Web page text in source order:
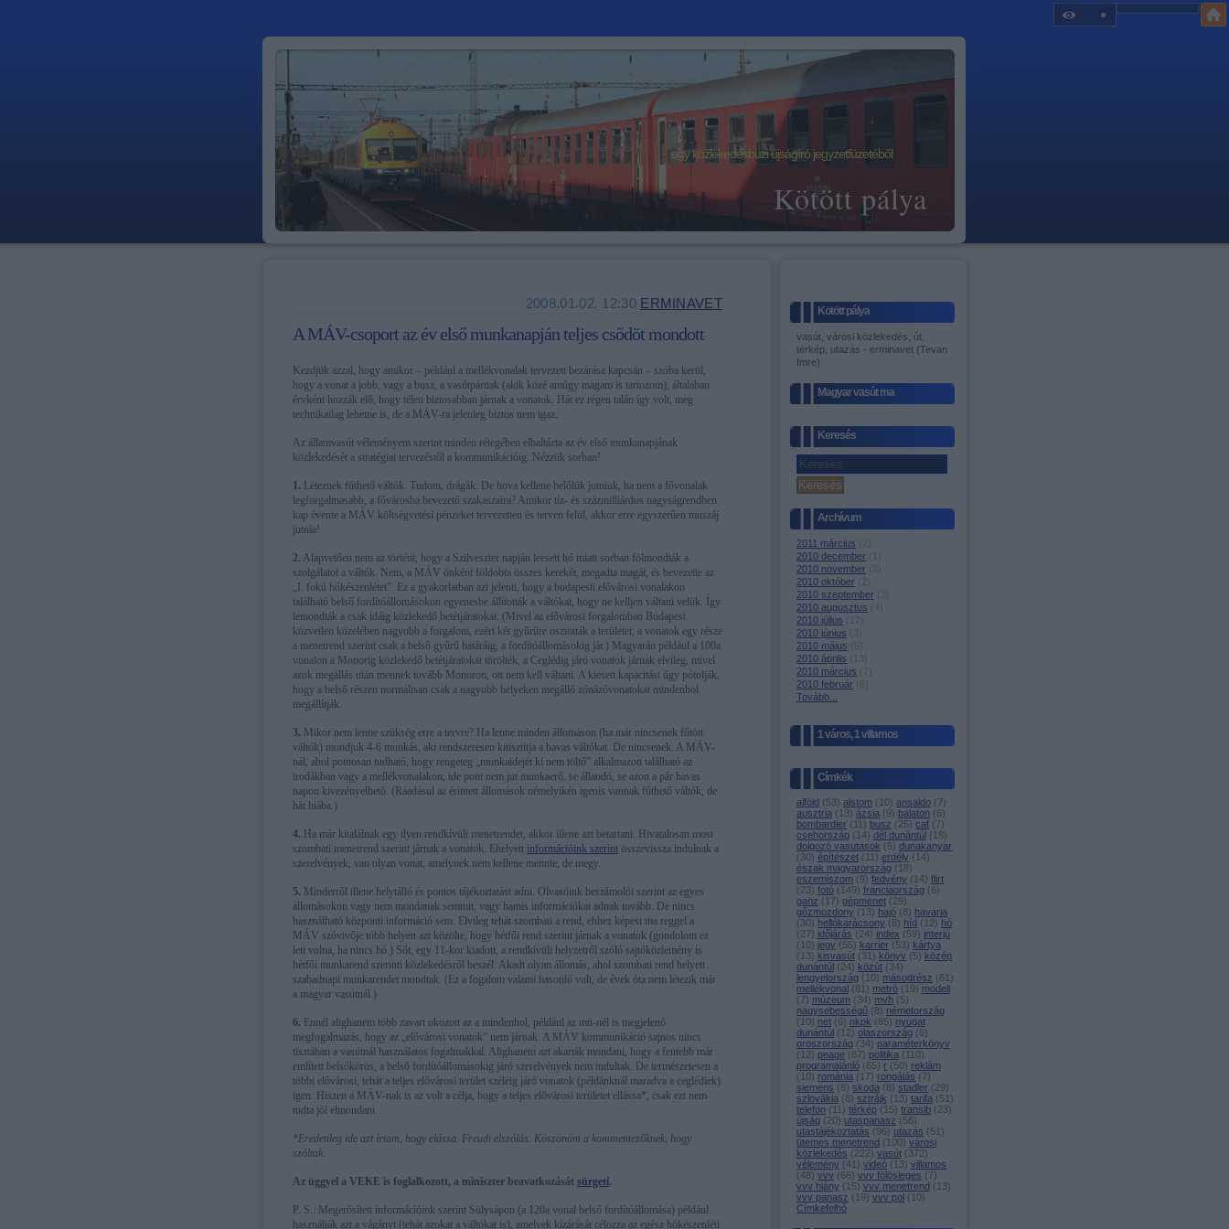
Kötött pálya
egy közlekedésbuzi újságíró jegyzetfüzetéből
Kötött pálya
vasút, városi közlekedés, út,
térkép, utazás - erminavet (Tevan
Imre)
Magyar vasút ma
Keresés
Archívum
2011 március
2010 december
2010 november
2010 október
2010 szeptember
2010 augusztus
2010 július
2010 június
2010 május
2010 április
2010 március
2010 február
Tovább
1 város, 1 villamos
Címkék
alföld (53) alstom (10) ansaldo (7)
ausztria (13) ázsia (9) balaton (6)
bombardier (11 ) busz (25) caf (7)
csehország (14) dél dunántúl (18)
dolgozó vasutasok (5) dunakanyar
(30) építészet (11 ) erdély (14)
észak magyarország (18)
eszemiszom (9) fedvény (14) flirt
(23) fotó (149) franciaország (6)
ganz (17) gépmenet (29)
gőzmozdony (13) hajó (8) havaria
(30) hellókarácsony (8) híd (12) hó
(27) időjárás (24) index (59) interjú
(10) jegy (55) karrier (53) kártya
(13) kisvasút (31 ) könyv (5) közép
dunántúl (24) közút (34)
lengyelország (10) másodrész (61 )
mellékvonal (81 ) metró (19) modell
(7) múzeum (34) mvh (5)
nagysebességű (8) németország
(10) net (6) nkpk (85) nyugat
dunántúl (12) olaszország (6)
oroszország (34) paraméterkönyv
(12) peage (87) politika (110)
programajánló (65) r (50) reklám
(10) románia (17) rongálás (7)
siemens (8) skoda (8) stadler (29)
szlovákia (8) sztrájk (13) tarifa (51 )
telefon (11 ) térkép (15) transib (23)
újság (20) utaspanasz (56)
utastájékoztatás (96) utazás (51 )
ütemes menetrend (100) városi
közlekedés (222) vasút (372)
vélemény (41 ) videó (13) villamos
(48) vvv (66) vvv fölösleges (7)
vvv hiány (15) vvv menetrend (13)
vvv panasz (19) vvv pol (10)
Címkefelhő
2008.01.02. 12:30 ERMINAVET
A MÁV-csoport az év első munkanapján teljes csődöt mondott
Kezdjük azzal, hogy amikor – például a mellékvonalak tervezett bezárása kapcsán – szóba kerül,
hogy a vonat a jobb, vagy a busz, a vasútpártiak (akik közé amúgy magam is tartozom), általában
érvként hozzák elő, hogy télen biztosabban járnak a vonatok. Hát ez régen talán így volt, meg
technikailag lehetne is, de a MÁV-ra jelenleg biztos nem igaz.
Az államvasút véleményem szerint minden rétegében elbaltázta az év első munkanapjának
közlekedését a stratégiai tervezéstől a kommunikációig. Nézzük sorban!
1. Léteznek fűthető váltók. Tudom, drágák. De hova kellene belőlük jutniuk, ha nem a fővonalak
legforgalmasabb, a fővárosba bevezető szakaszaira? Amikor tíz- és százmilliárdos nagyságrendben
kap évente a MÁV költségvetési pénzeket tervezetten és terven felül, akkor erre egyszerűen muszáj
jutnia!
2. Alapvetően nem az történt, hogy a Szilveszter napján leesett hó miatt sorban fölmondták a
szolgálatot a váltók. Nem, a MÁV önként földobta összes kerekét, megadta magát, és bevezette az
„I. fokú hókészenlétet”. Ez a gyakorlatban azt jelenti, hogy a budapesti elővárosi vonalakon
található belső fordítóállomásokon egyenesbe állították a váltókat, hogy ne kelljen váltani velük. Így
lemondták a csak idáig közlekedő betétjáratokat. (Mivel az elővárosi forgalomban Budapest
közvetlen közelében nagyobb a forgalom, ezért két gyűrűre osztották a területet, a vonatok egy része
a menetrend szerint csak a belső gyűrű határáig, a fordítóállomásokig jár.) Magyarán például a 100a
vonalon a Monorig közlekedő betétjáratokat törölték, a Ceglédig járó vonatok járnak elvileg, mivel
azok megállás után mennek tovább Monoron, ott nem kell váltani. A kiesett kapacitást úgy pótolják,
hogy a belső részen normálisan csak a nagyobb helyeken megálló zónázóvonatokat mindenhol
megállítják.
3. Mikor nem lenne szükség erre a tervre? Ha lenne minden állomáson (ha már nincsenek fűtött
váltók) mondjuk 4-6 munkás, aki rendszeresen kitisztítja a havas váltókat. De nincsenek. A MÁV-
nál, ahol pontosan tudható, hogy rengeteg „munkaidejét ki nem töltő” alkalmazott található az
irodákban vagy a mellékvonalakon, ide pont nem jut munkaerő, se állandó, se azon a pár havas
napon kivezényelhető. (Ráadásul az érintett állomások némelyikén igenis vannak fűthető váltók, de
hát hiába.)
4. Ha már kitalálnak egy ilyen rendkívüli menetrendet, akkor illene azt betartani. Hivatalosan most
szombati menetrend szerint járnak a vonatok. Ehelyett információink szerint összevissza indulnak a
szerelvények, van olyan vonat, amelynek nem kellene mennie, de megy.
5. Minderről illene helytálló és pontos tájékoztatást adni. Olvasóink beszámolói szerint az egyes
állomásokon vagy nem mondanak semmit, vagy hamis információkat adnak tovább. De nincs
használható központi információ sem. Elvileg tehát szombati a rend, ehhez képest ma reggel a
MÁV szóvivője több helyen azt közölte, hogy hétfői rend szerint járnak a vonatok (gondolom ez
lett volna, ha nincs hó.) Sőt, egy 11-kor kiadott, a rendkívüli helyzetről szóló sajtóközlemény is
hétfői munkarend szerinti közlekedésről beszél. Akadt olyan állomás, ahol szombati rend helyett
szabadnapi munkarendet mondtak. (Ez a fogalom valami hasonló volt, de évek óta nem létezik már
a magyar vasútnál.)
6. Ennél alighanem több zavart okozott az a mindenhol, például az mti-nél is megjelenő
megfogalmazás, hogy az „elővárosi vonatok” nem járnak. A MÁV kommunikáció sajnos nincs
tisztában a vasútnál használatos fogalmakkal. Alighanem azt akarták mondani, hogy a fentebb már
említett belsőkörös, a belső fordítóállomásokig járó szerelvények nem indultak. De természetesen a
többi elővárosi, tehát a teljes elővárosi terület széléig járó vonatok (példánknál maradva a ceglédiek)
igen. Hiszen a MÁV-nak is az volt a célja, hogy a teljes elővárosi területet ellássa*, csak ezt nem
tudta jól elmondani.
*Eredetileg ide azt írtam, hogy elássa. Freudi elszólás. Köszönöm a kommentezőknek, hogy
szóltak.
Az üggyel a VEKE is foglalkozott, a miniszter beavatkozását sürgeti.
P. S.: Megerősített információink szerint Sülysápon (a 120a vonal belső fordítóállomása) például
használják azt a vágányt (tehát azokat a váltókat is), amelyek kizárását célozza az egész hókészenléti